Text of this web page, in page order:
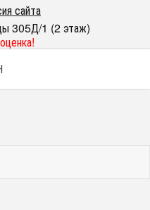
сайта
305Д/1 (2 этаж)